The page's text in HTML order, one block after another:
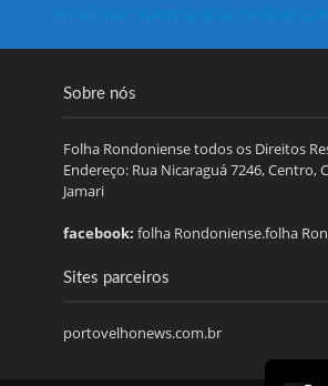
InfoGripe aponta alta de
Sobre nós
Folha Rondoniense todos os Direitos
Endereço: Rua Nicaraguá 7246, Centro,
Jamari
facebook: folha Rondoniense.folha
Sites parceiros
portovelhonews.com.br